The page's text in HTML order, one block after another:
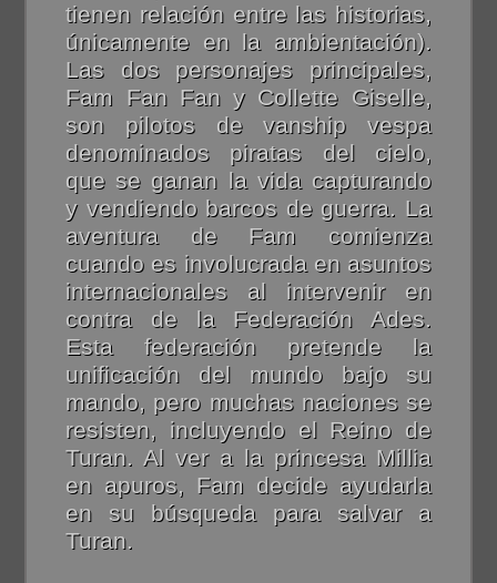
tienen relación entre las historias,
únicamente en la ambientación).
Las dos personajes principales,
Fam Fan Fan y Collette Giselle,
son pilotos de vanship vespa
denominados piratas del cielo,
que se ganan la vida capturando
y vendiendo barcos de guerra. La
aventura de Fam comienza
cuando es involucrada en asuntos
internacionales al intervenir en
contra de la Federación Ades.
Esta federación pretende la
unificación del mundo bajo su
mando, pero muchas naciones se
resisten, incluyendo el Reino de
Turan. Al ver a la princesa Millia
en apuros, Fam decide ayudarla
en su búsqueda para salvar a
Turan.